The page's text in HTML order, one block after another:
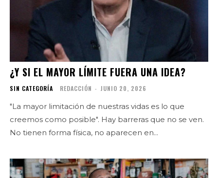
¿Y SI EL MAYOR LÍMITE FUERA UNA IDEA?
SIN CATEGORÍA REDACCIÓN - JUNIO 20, 2026
"La mayor limitación de nuestras vidas es lo que
creemos como posible". Hay barreras que no se ven.
No tienen forma física, no aparecen en...